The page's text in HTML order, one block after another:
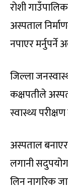
रोशी
अस्पताल
नपाएर मर्नुपर्ने
जिल्ला
कक्षपतीले
स्वास्थ्य परीक्षण
अस्पताल
लगानी
लिन नागरिक